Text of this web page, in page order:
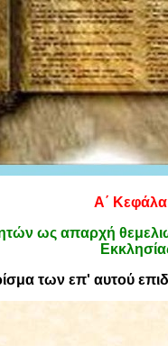
Α΄
ως απαρχή
των επ' αυτού